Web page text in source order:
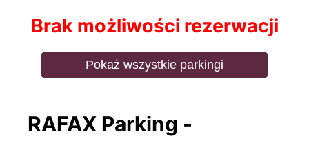
Brak możliwości rezerwacji
Pokaż wszystkie parkingi
RAFAX Parking -